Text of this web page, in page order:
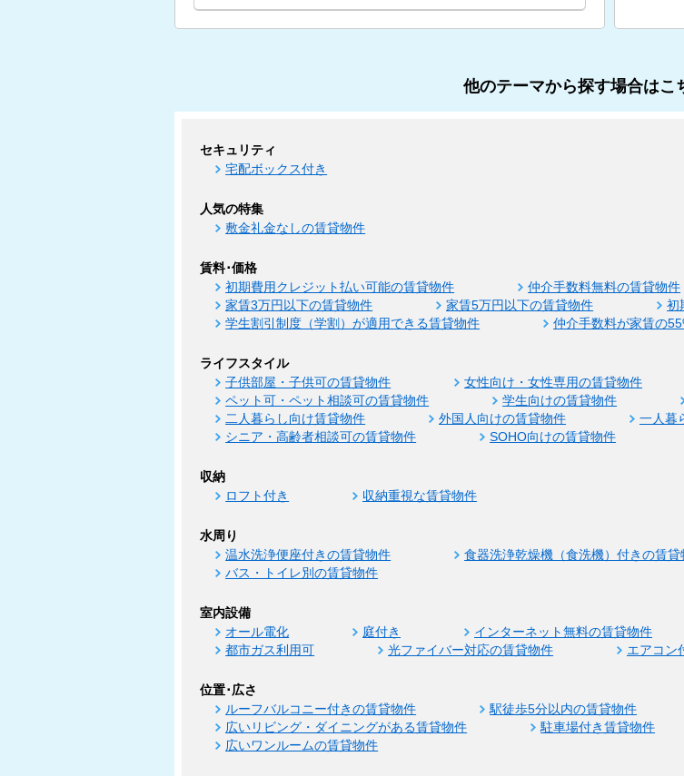
他のテーマから探す場合はこ
セキュリティ
宅配ボックス付き
人気の特集
敷金礼金なしの賃貸物件
賃料･価格
初期費用クレジット払い可能の賃貸物件 仲介手数料無料の賃貸物件
家賃3万円以下の賃貸物件
家賃5万円以下の賃貸物件 初
学生割引制度（学割）が適用できる賃貸物件
仲介手数料が家賃の
ライフスタイル
子供部屋・子供可の賃貸物件 女性向け・女性専用の賃貸物件
ペット可・ペット相談可の賃貸物件
学生向けの賃貸物件
二人暮らし向け賃貸物件
外国人向けの賃貸物件
一人暮
シニア・高齢者相談可の賃貸物件
SOHO向けの賃貸物件
収納
ロフト付き 収納重視な賃貸物件
水周り
温水洗浄便座付きの賃貸物件 食器洗浄乾燥機（食洗機）付きの賃貸
バス・トイレ別の賃貸物件
室内設備
オール電化 庭付き インターネット無料の賃貸物件
都市ガス利用可
光ファイバー対応の賃貸物件 エアコン
位置･広さ
ルーフバルコニー付きの賃貸物件 駅徒歩5分以内の賃貸物件
広いリビング・ダイニングがある賃貸物件
駐車場付き賃貸物件
広いワンルームの賃貸物件